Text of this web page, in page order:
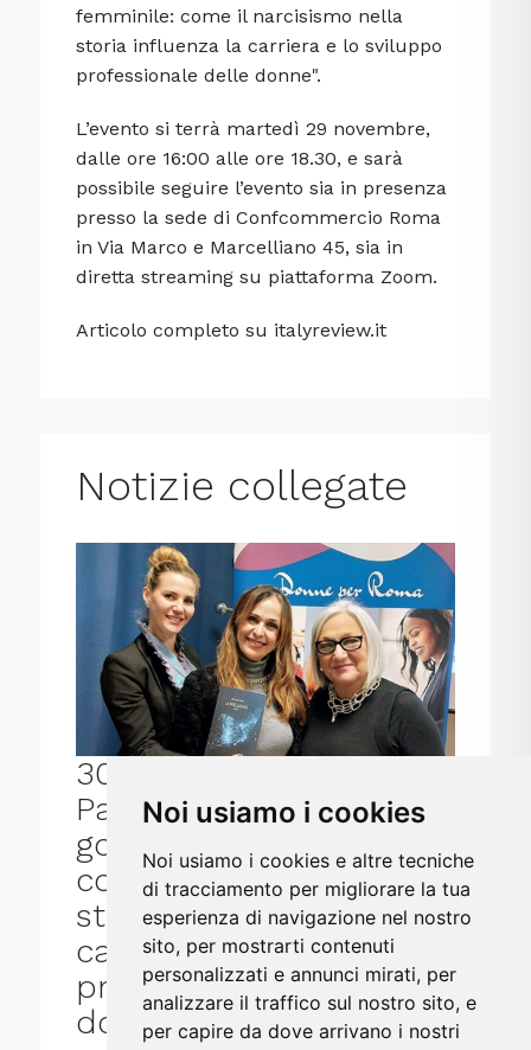
Noi usiamo i cookies
Noi usiamo i cookies e altre tecniche
di tracciamento per migliorare la tua
esperienza di navigazione nel nostro
sito, per mostrarti contenuti
personalizzati e annunci mirati, per
analizzare il traffico sul nostro sito, e
per capire da dove arrivano i nostri
femminile: come il narcisismo nella
storia influenza la carriera e lo sviluppo
professionale delle donne".
L’evento si terrà martedì 29 novembre,
dalle ore 16:00 alle ore 18.30, e sarà
possibile seguire l’evento sia in presenza
presso la sede di Confcommercio Roma
in Via Marco e Marcelliano 45, sia in
diretta streaming su piattaforma Zoom.
Articolo completo su italyreview.it
Notizie collegate
30/11/2022 10:01:42 -
Patocrazia e
governance femminile:
come il narcisismo nella
storia influenza la
carriera e lo sviluppo
professionale delle
donne